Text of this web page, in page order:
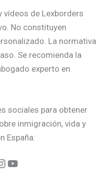
vídeos de Lexborders
No constituyen
La normativa
Se recomienda la
experto en
sociales para obtener
inmigración, vida y
España: